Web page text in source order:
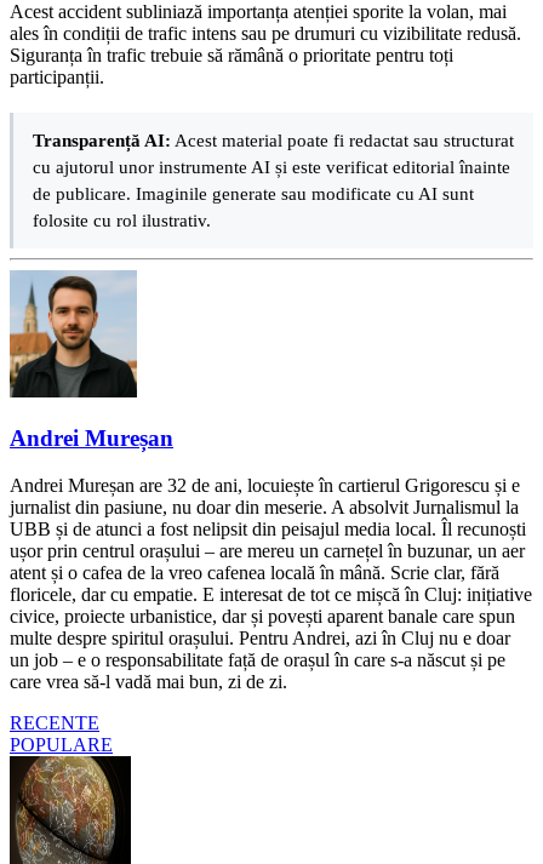
Acest accident subliniază importanța atenției sporite la volan, mai
ales în condiții de trafic intens sau pe drumuri cu vizibilitate redusă.
Siguranța în trafic trebuie să rămână o prioritate pentru toți
participanții.
Transparență AI: Acest material poate fi redactat sau structurat
cu ajutorul unor instrumente AI și este verificat editorial înainte
de publicare. Imaginile generate sau modificate cu AI sunt
folosite cu rol ilustrativ.
Andrei Mureșan
Andrei Mureșan are 32 de ani, locuiește în cartierul Grigorescu și e
jurnalist din pasiune, nu doar din meserie. A absolvit Jurnalismul la
UBB și de atunci a fost nelipsit din peisajul media local. Îl recunoști
ușor prin centrul orașului – are mereu un carnețel în buzunar, un aer
atent și o cafea de la vreo cafenea locală în mână. Scrie clar, fără
floricele, dar cu empatie. E interesat de tot ce mișcă în Cluj: inițiative
civice, proiecte urbanistice, dar și povești aparent banale care spun
multe despre spiritul orașului. Pentru Andrei, azi în Cluj nu e doar
un job – e o responsabilitate față de orașul în care s-a născut și pe
care vrea să-l vadă mai bun, zi de zi.
RECENTE
POPULARE